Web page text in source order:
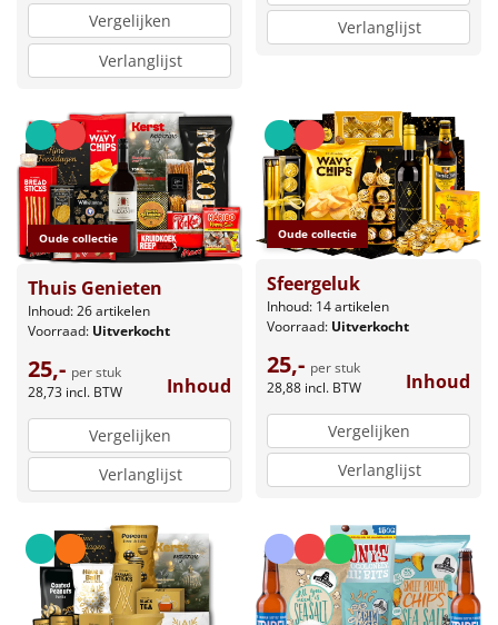
Vergelijken
Verlanglijst
Verlanglijst
Oude collectie
Thuis Genieten
Inhoud: 26 artikelen
Voorraad: Uitverkocht
25,- per stuk
28,73 incl. BTW Inhoud
Vergelijken
Verlanglijst
Oude collectie
Sfeergeluk
Inhoud: 14 artikelen
Voorraad: Uitverkocht
25,- per stuk
28,88 incl. BTW Inhoud
Vergelijken
Verlanglijst